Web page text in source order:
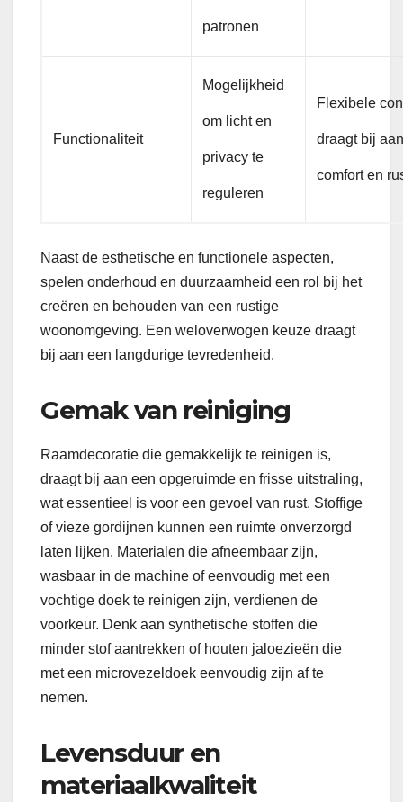
patronen
Functionaliteit
Mogelijkheid
om licht en
privacy te
reguleren
Flexibele
draagt bij aan
comfort en
Naast de esthetische en functionele aspecten,
spelen onderhoud en duurzaamheid een rol bij het
creëren en behouden van een rustige
woonomgeving. Een weloverwogen keuze draagt
bij aan een langdurige tevredenheid.
Gemak van reiniging
Raamdecoratie die gemakkelijk te reinigen is,
draagt bij aan een opgeruimde en frisse uitstraling,
wat essentieel is voor een gevoel van rust. Stoffige
of vieze gordijnen kunnen een ruimte onverzorgd
laten lijken. Materialen die afneembaar zijn,
wasbaar in de machine of eenvoudig met een
vochtige doek te reinigen zijn, verdienen de
voorkeur. Denk aan synthetische stoffen die
minder stof aantrekken of houten jaloezieën die
met een microvezeldoek eenvoudig zijn af te
nemen.
Levensduur en
materiaalkwaliteit